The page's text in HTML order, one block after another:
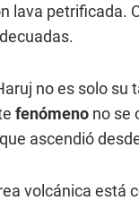
lava petrificada.
no es solo
fenómeno no se
ascendió
volcánica está